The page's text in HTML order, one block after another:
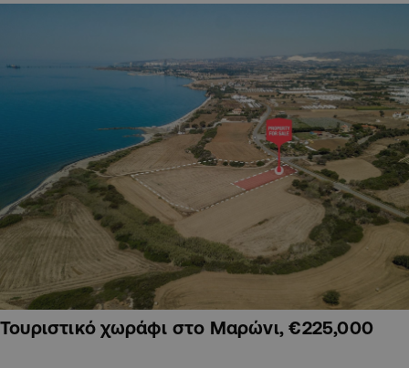
Τουριστικό χωράφι στο Μαρώνι, €225,000